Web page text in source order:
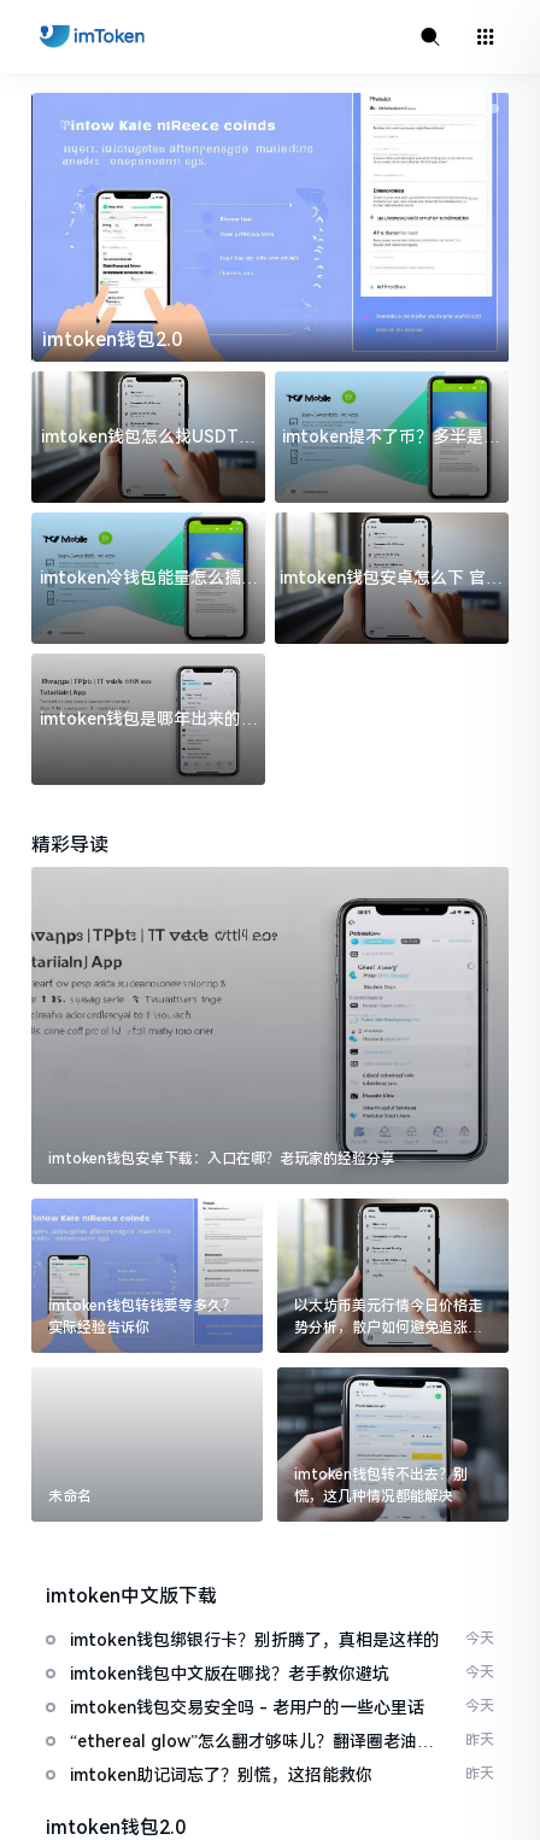
imtoken钱包2.0
imtoken钱包怎么找USDT地
址？三步搞定不踩坑
imtoken提不了币？多半是这
几件事没处理好
imtoken冷钱包能量怎么搞？
过来人告诉你门道
imtoken钱包安卓怎么下 官方
渠道避坑指南
imtoken钱包是哪年出来的？
一文给你说清楚
精彩导读
imtoken钱包安卓下载：入口在哪？老玩家的经验分享
imtoken钱包转钱要等多久？
实际经验告诉你
以太坊币美元行情今日价格走
势分析，散户如何避免追涨杀
跌被套牢
未命名
imtoken钱包转不出去？别
慌，这几种情况都能解决
imtoken中文版下载
imtoken钱包绑银行卡？别折腾了，真相是这样的 今天
imtoken钱包中文版在哪找？老手教你避坑 今天
imtoken钱包交易安全吗 - 老用户的一些心里话 今天
“ethereal glow”怎么翻才够味儿？翻译圈老油条
的私房话
昨天
imtoken助记词忘了？别慌，这招能救你 昨天
imtoken钱包2.0